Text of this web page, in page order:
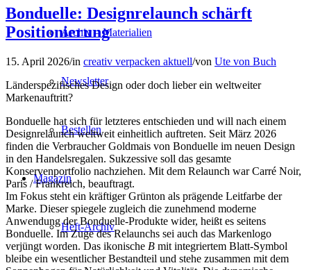
Archiv – Materialien
Newsletter
Bestellen
Magazin
Heft-Archiv
Bonduelle: Designrelaunch schärft
Positionierung
15. April 2026/in creativ verpacken aktuell/von Ute von Buch
Länderspezifisches Design oder doch lieber ein weltweiter
Markenauftritt?
Bonduelle hat sich für letzteres entschieden und will nach einem
Designrelaunch weltweit einheitlich auftreten. Seit März 2026
finden die Verbraucher Goldmais von Bonduelle im neuen Design
in den Handelsregalen. Sukzessive soll das gesamte
Konservenportfolio nachziehen. Mit dem Relaunch war Carré Noir,
Paris / Frankreich, beauftragt.
Im Fokus steht ein kräftiger Grünton als prägende Leitfarbe der
Marke. Dieser spiegele zugleich die zunehmend moderne
Anwendung der Bonduelle-Produkte wider, heißt es seitens
Bonduelle. Im Zuge des Relaunchs sei auch das Markenlogo
verjüngt worden. Das ikonische B mit integriertem Blatt-Symbol
bleibe ein wesentlicher Bestandteil und stehe zusammen mit dem